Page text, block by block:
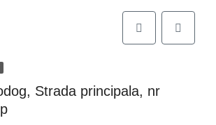
Strada principala, nr